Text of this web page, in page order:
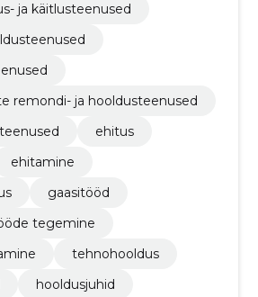
ja käitlusteenused
remondi- ja hooldusteenused
ehitus
ehitamine
gaasitööd
tegemine
tehnohooldus
hooldusjuhid